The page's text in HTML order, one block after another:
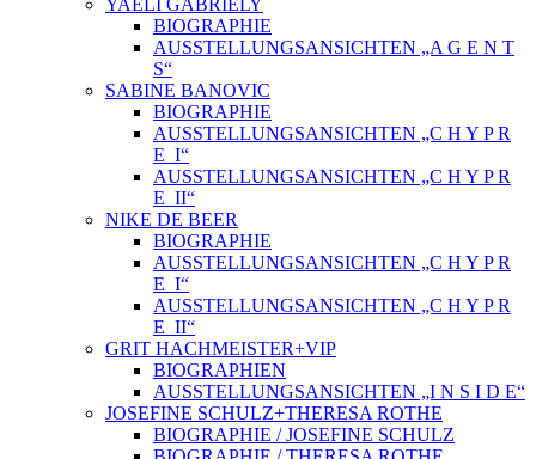
BIOGRAPHIE
AUSSTELLUNGSANSICHTEN „A G E N T
S“
SABINE BANOVIC
BIOGRAPHIE
AUSSTELLUNGSANSICHTEN „C H Y P R
E_I“
AUSSTELLUNGSANSICHTEN „C H Y P R
E_II“
NIKE DE BEER
BIOGRAPHIE
AUSSTELLUNGSANSICHTEN „C H Y P R
E_I“
AUSSTELLUNGSANSICHTEN „C H Y P R
E_II“
GRIT HACHMEISTER+VIP
BIOGRAPHIEN
AUSSTELLUNGSANSICHTEN „I N S I D E“
JOSEFINE SCHULZ+THERESA ROTHE
BIOGRAPHIE / JOSEFINE SCHULZ